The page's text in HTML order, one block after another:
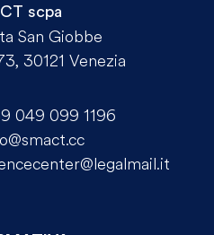
scpa
San Giobbe
30121 Venezia
049 099 1196